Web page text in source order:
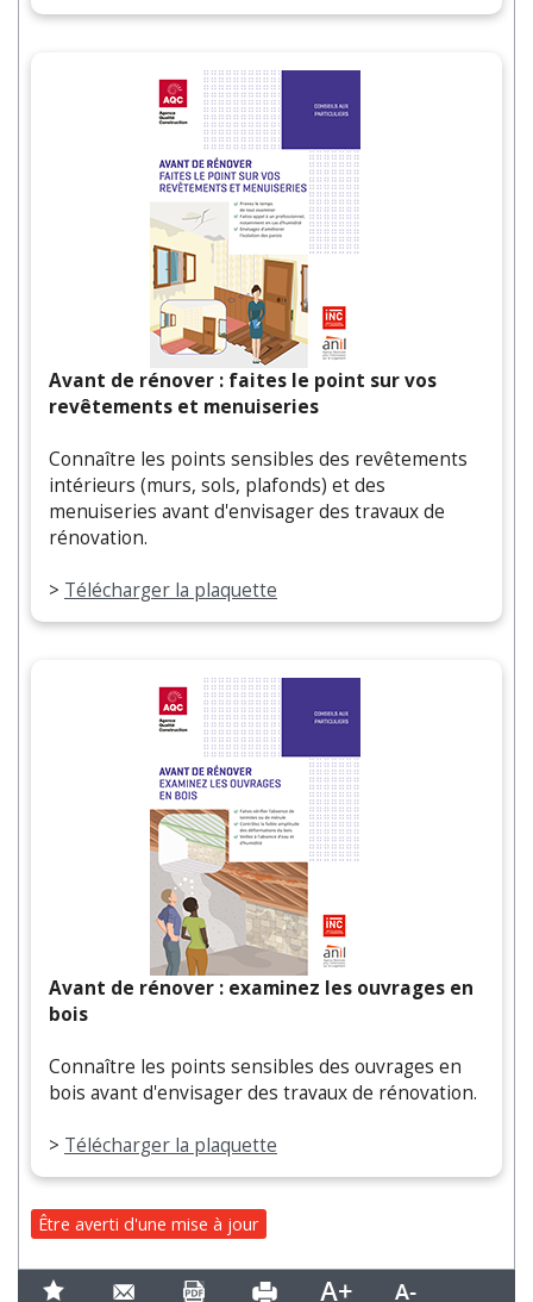
Avant de rénover : faites le point sur vos
revêtements et menuiseries
Connaître les points sensibles des revêtements
intérieurs (murs, sols, plafonds) et des
menuiseries avant d'envisager des travaux de
rénovation.
> Télécharger la plaquette
Avant de rénover : examinez les ouvrages en
bois
Connaître les points sensibles des ouvrages en
bois avant d'envisager des travaux de rénovation.
> Télécharger la plaquette
Être averti d'une mise à jour